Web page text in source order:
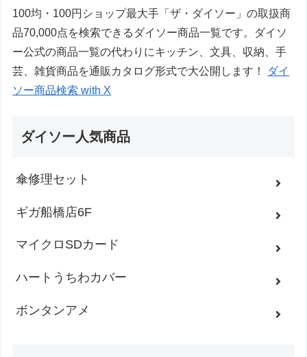
100均・100円ショップ最大手「ザ・ダイソー」の取扱商
品70,000点を検索できるダイソー商品一覧です。ダイソ
ー公式の商品一覧の代わりにキッチン、文具、収納、手
芸、雑貨商品を通販カタログ形式で大公開します！
ダイ
ソー商品検索 with X
ダイソー人気商品
傘修理セット
ギガ船橋店6F
マイクロSDカード
ハートうちわカバー
ボンタンアメ